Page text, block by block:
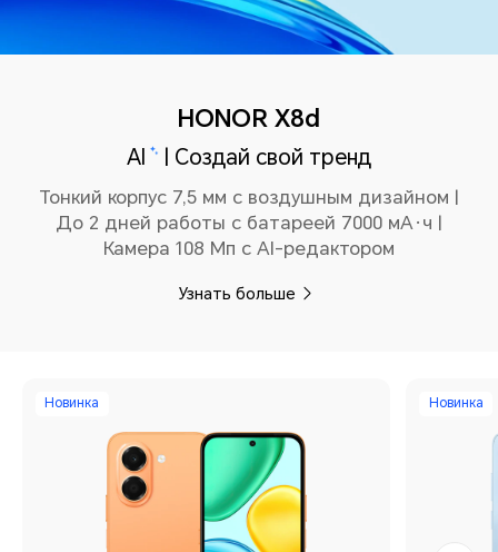
HONOR X8d
AI | Создай свой тренд
Тонкий корпус 7,5 мм с воздушным дизайном |
До 2 дней работы с батареей 7000 мА·ч |
Камера 108 Мп с AI-редактором
Узнать больше
Новинка Новинка